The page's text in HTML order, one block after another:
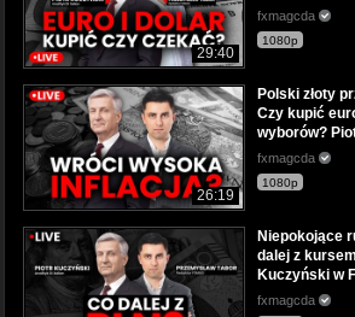
29:40
fxmagcda
1080p
26:19
Polski złoty
Czy kupić
wyborów?
fxmagcda
1080p
Niepokojące
dalej z
Kuczyński w
fxmagcda